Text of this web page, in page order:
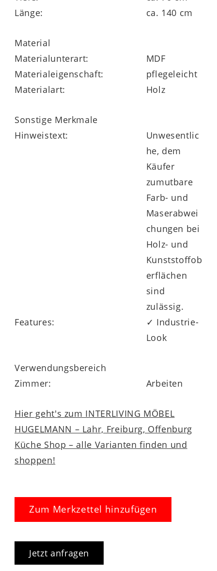
puncto Funktion und Optik gezielt an Ihren
Geschmack anpassen.
Länge:
ca. 140 cm
Material
Materialunterart:
MDF
Materialeigenschaft:
pflegeleicht
Materialart:
Holz
Sonstige Merkmale
Hinweistext:
Unwesentlic
he, dem
Käufer
zumutbare
Farb- und
Maserabwei
chungen bei
Holz- und
Kunststoffob
erflächen
sind
zulässig.
Features:
✓ Industrie-
Look
Verwendungsbereich
Zimmer:
Arbeiten
Hier geht's zum INTERLIVING MÖBEL
HUGELMANN – Lahr, Freiburg, Offenburg
Küche Shop – alle Varianten finden und
shoppen!
Zum Merkzettel hinzufügen
Jetzt anfragen